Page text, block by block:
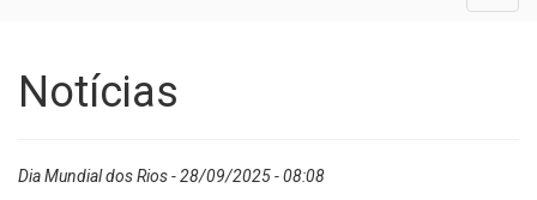
Notícias
Dia Mundial dos Rios - 28/09/2025 - 08:08